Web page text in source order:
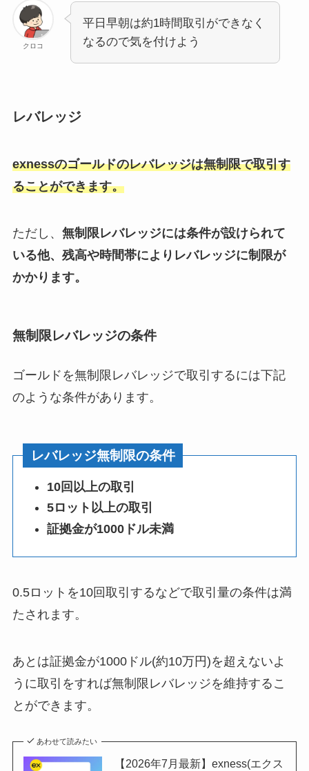
クロコ
平日早朝は約1時間取引ができなく
なるので気を付けよう
レバレッジ
exnessのゴールドのレバレッジは無制限で取引す
ることができます。
ただし、 無制限レバレッジには条件が設けられて
いる他、残高や時間帯によりレバレッジに制限が
かかります。
無制限レバレッジの条件
ゴールドを無制限レバレッジで取引するには下記
のような条件があります。
レバレッジ無制限の条件
10回以上の取引
5ロット以上の取引
証拠金が1000ドル未満
0.5ロットを10回取引するなどで取引量の条件は満
たされます。
あとは証拠金が1000ドル(約10万円)を超えないよ
うに取引をすれば無制限レバレッジを維持するこ
とができます。
あわせて読みたい
【2026年7月最新】exness(エクス